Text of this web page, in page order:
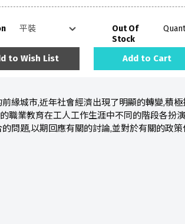
Out Of
Stock
to Wish List Add to Cart
緣城市,近年社會經濟出現了明顯的轉變,積
職業教育在工人工作生涯中不同的階段各扮
問題,以期回應有關的討論,並對於有關的政策